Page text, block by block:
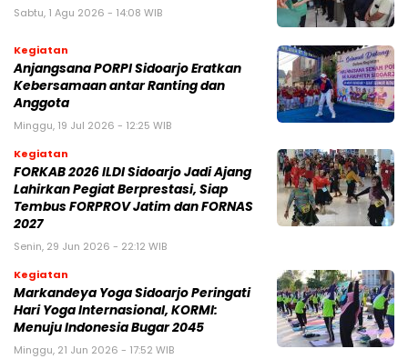
Sabtu, 1 Agu 2026 - 14:08 WIB
Kegiatan
Anjangsana PORPI Sidoarjo Eratkan
Kebersamaan antar Ranting dan
Anggota
Minggu, 19 Jul 2026 - 12:25 WIB
Kegiatan
FORKAB 2026 ILDI Sidoarjo Jadi Ajang
Lahirkan Pegiat Berprestasi, Siap
Tembus FORPROV Jatim dan FORNAS
2027
Senin, 29 Jun 2026 - 22:12 WIB
Kegiatan
Markandeya Yoga Sidoarjo Peringati
Hari Yoga Internasional, KORMI:
Menuju Indonesia Bugar 2045
Minggu, 21 Jun 2026 - 17:52 WIB